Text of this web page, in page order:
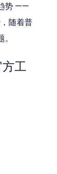
势 ——
随着普
工